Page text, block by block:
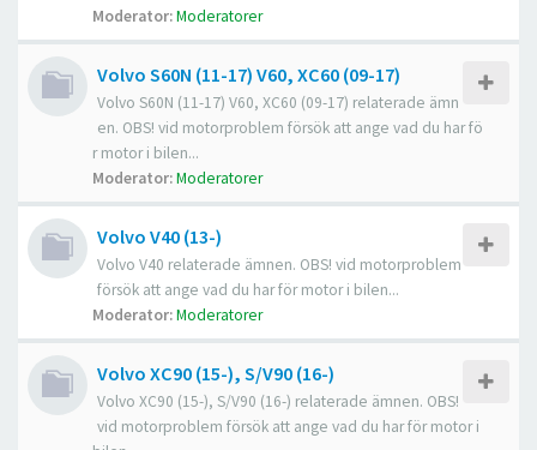
Moderator:Moderatorer
Volvo S60N (11-17) V60, XC60 (09-17)
Volvo S60N (11-17) V60, XC60 (09-17) relaterade ämn
en. OBS! vid motorproblem försök att ange vad du har fö
r motor i bilen...
Moderator:Moderatorer
Volvo V40 (13-)
Volvo V40 relaterade ämnen. OBS! vid motorproblem
försök att ange vad du har för motor i bilen...
Moderator:Moderatorer
Volvo XC90 (15-), S/V90 (16-)
Volvo XC90 (15-), S/V90 (16-) relaterade ämnen. OBS!
vid motorproblem försök att ange vad du har för motor i